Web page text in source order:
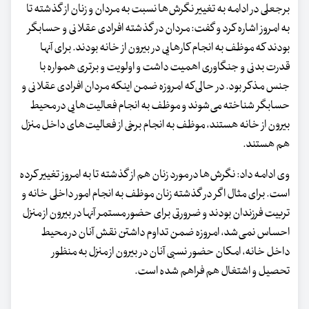
برجعلی در ادامه به تغییر نگرش‌ها نسبت به مردان و زنان از گذشته تا
به امروز اشاره کرد و گفت: مردان در گذشته افرادی عقلانی و حسابگر
بودند که موظف به انجام کارهایی در بیرون از خانه بودند. برای آنها
قدرت بدنی و جنگاوری اهمیت داشت و اولویت و برتری همواره با
جنس مذکر بود. در حالی‌که امروزه ضمن اینکه مردان افرادی عقلانی و
حسابگر شناخته می‌شوند و موظف به انجام فعالیت‌هایی در محیط
بیرون از خانه هستند، موظف به انجام برخی از فعالیت‌های داخل منزل
هم هستند.
وی ادامه داد: نگرش‌ها در مورد زنان هم از گذشته تا به امروز تغییر کرده‌
است. برای مثال اگر در گذشته زنان موظف به انجام امور داخلی خانه و
تربیت فرزندان بودند و ضرورتی برای حضور مستمر آنها در بیرون از منزل
احساس نمی‌شد، امروزه ضمن تداوم داشتن نقش آنان در محیط
داخل خانه، امکان حضور نسبی آنان در بیرون از منزل به منظور
تحصیل و اشتغال هم فراهم شده است.